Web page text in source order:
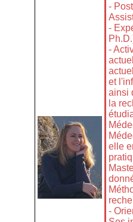
-
-
-
et
ainsi
la
elle
-